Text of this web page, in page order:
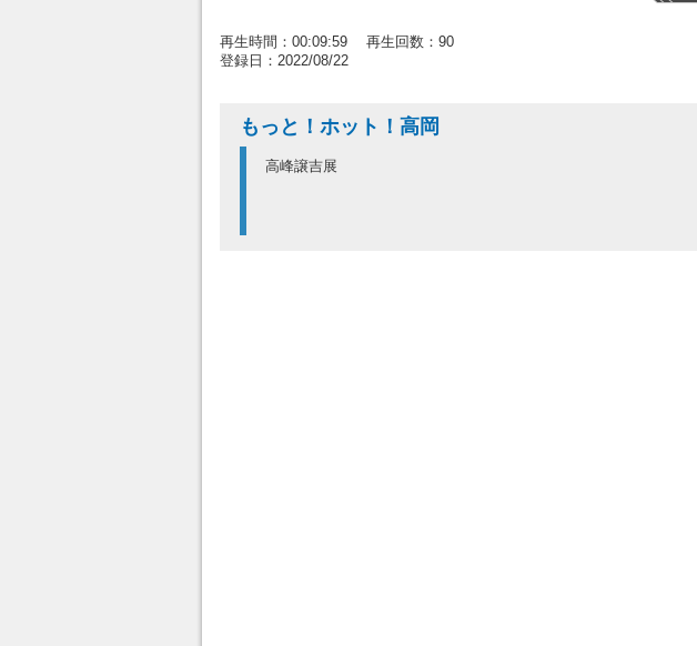
再生時間：00:09:59 再生回数：90
登録日：2022/08/22
もっと！ホット！高岡
高峰譲吉展